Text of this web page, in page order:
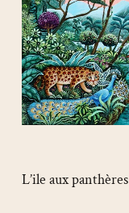
L’ile aux panthères